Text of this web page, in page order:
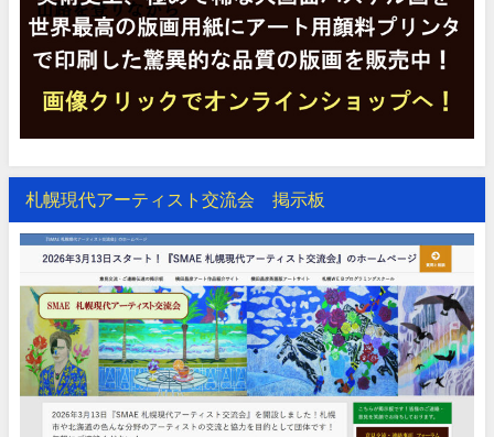
札幌現代アーティスト交流会 掲示板